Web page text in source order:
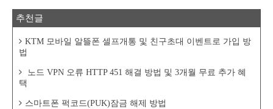
추천글
KTM 모바일 알뜰폰 셀프개통 및 친구초대 이벤트로 가입 방
법
노드 VPN 오류 HTTP 451 해결 방법 및 3개월 무료 추가 혜
택
스마트폰 퍽코드(PUK)잠금 해제 방법